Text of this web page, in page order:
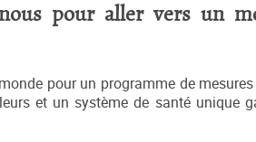
pour aller vers un
pour un programme de mesures
et un système de santé unique